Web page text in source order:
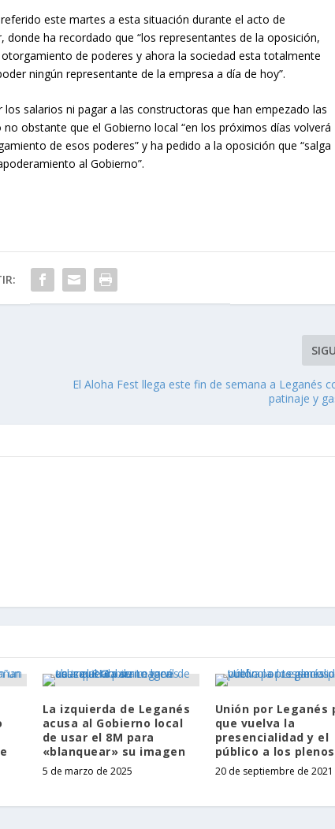
este martes a esta situación durante el acto de
donde ha recordado que “los representantes de la oposición,
de poderes y ahora la sociedad esta totalmente
ningún representante de la empresa a día de hoy”.
salarios ni pagar a las constructoras que han empezado las
obstante que el Gobierno local “en los próximos días volverá
de esos poderes” y ha pedido a la oposición que “salga
al Gobierno”.
El Aloha Fest llega este fin de semana a Leganés
patinaje y
La izquierda de Leganés
acusa al Gobierno local
de usar el 8M para
«blanquear» su imagen
5 de marzo de 2025
Unión por Leganés
que vuelva la
presencialidad y el
público a los plenos
20 de septiembre de 2021